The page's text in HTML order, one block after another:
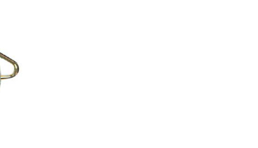
UN ACCOUNT